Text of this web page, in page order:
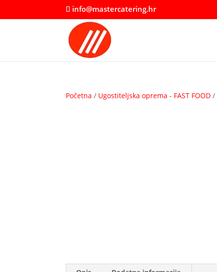
info@mastercatering.hr
Početna / Ugostiteljska oprema - FAST FOOD /